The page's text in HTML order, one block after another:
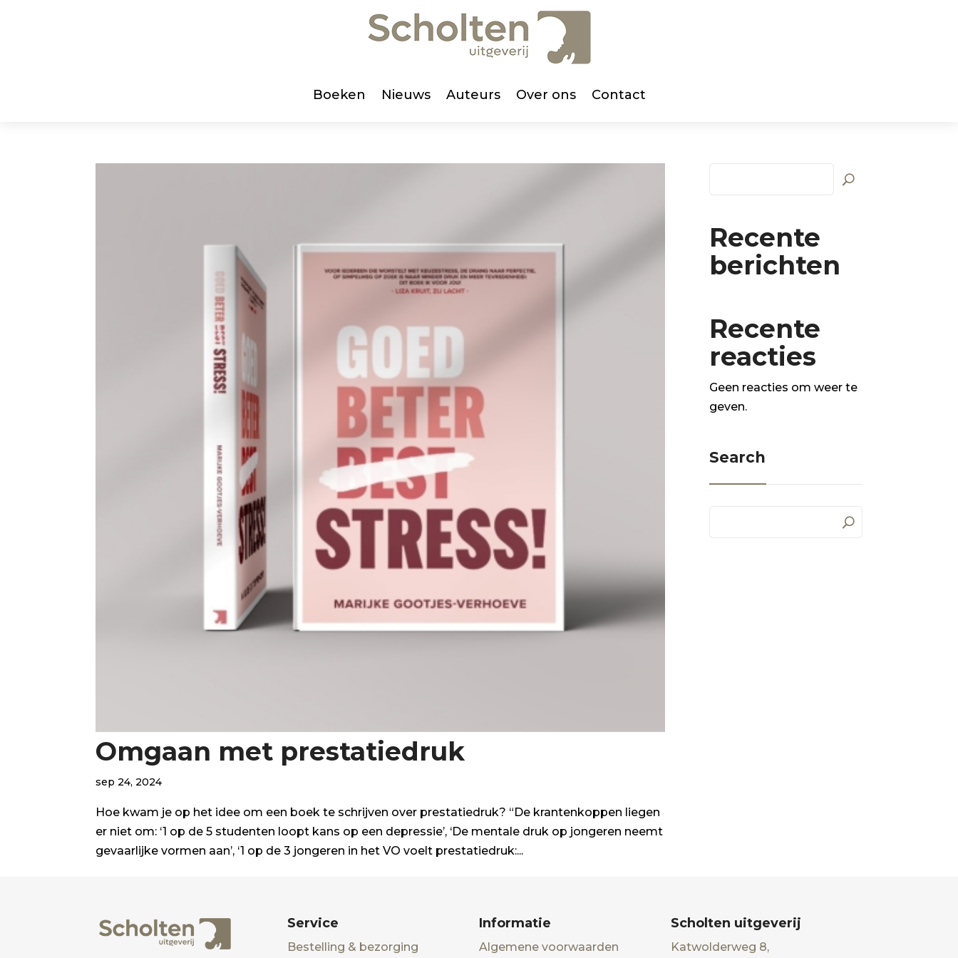
Boeken Nieuws Auteurs Over ons Contact
Omgaan met prestatiedruk
sep 24, 2024
Hoe kwam je op het idee om een boek te schrijven over prestatiedruk? “De krantenkoppen liegen
er niet om: ‘1 op de 5 studenten loopt kans op een depressie’, ‘De mentale druk op jongeren neemt
gevaarlijke vormen aan’, ‘1 op de 3 jongeren in het VO voelt prestatiedruk:...
Recente
berichten
Recente
reacties
Geen reacties om weer te
geven.
Search
Service
Bestelling & bezorging
Informatie
Algemene voorwaarden
Scholten uitgeverij
Katwolderweg 8,